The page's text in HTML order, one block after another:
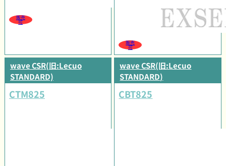
販売
可
販売
可
wave CSR(旧:Lecuo
STANDARD)
CTM825
wave CSR(旧:Lecuo
STANDARD)
CBT825